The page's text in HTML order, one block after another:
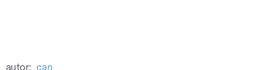
autor: can